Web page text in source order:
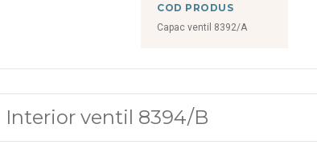
COD PRODUS
Capac ventil 8392/A
Interior ventil 8394/B